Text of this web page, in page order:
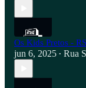
Os Kids Pretos -
jun 6, 2025 • Rua